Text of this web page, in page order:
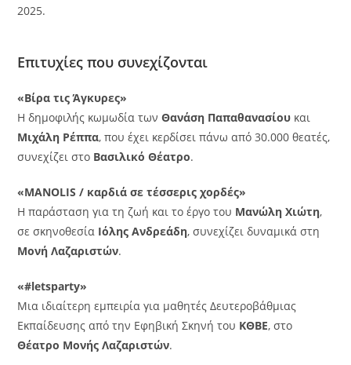
2025.
Επιτυχίες που συνεχίζονται
«Βίρα τις Άγκυρες»
Η δημοφιλής κωμωδία τωνΘανάση Παπαθανασίου και
Μιχάλη Ρέππα, που έχει κερδίσει πάνω από 30.000 θεατές,
συνεχίζει στο Βασιλικό Θέατρο.
«MANOLIS / καρδιά σε τέσσερις χορδές»
Η παράσταση για τη ζωή και το έργο του Μανώλη Χιώτη,
σε σκηνοθεσία Ιόλης Ανδρεάδη, συνεχίζει δυναμικά στη
Μονή Λαζαριστών.
«#letsparty»
Μια ιδιαίτερη εμπειρία για μαθητές Δευτεροβάθμιας
Εκπαίδευσης από την Εφηβική Σκηνή του ΚΘΒΕ, στο
Θέατρο Μονής Λαζαριστών.